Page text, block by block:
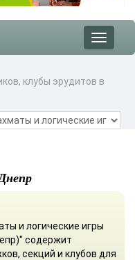
Toggle
клубы эрудитов в
и логические игры
содержит
секций и клубов для